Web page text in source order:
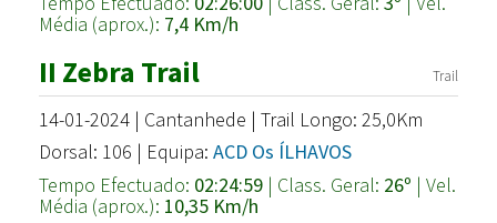
Média (aprox.): 7,4 Km/h
II Zebra Trail Trail
14-01-2024 | Cantanhede | Trail Longo: 25,0Km
Dorsal: 106 | Equipa: ACD Os ÍLHAVOS
Tempo Efectuado: 02:24:59 | Class. Geral: 26º | Vel.
Média (aprox.): 10,35 Km/h